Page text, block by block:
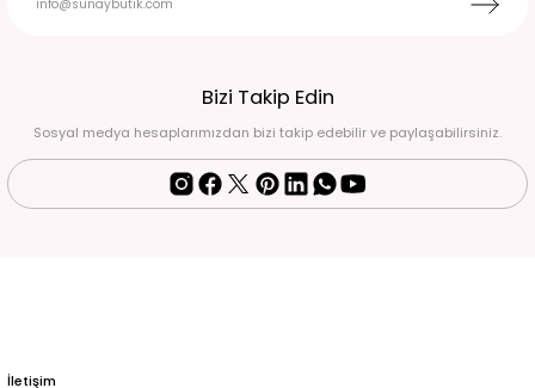
2.450,00 TL
Premium Kısa kollu fermuarlı belden bağlamalı gold cep detaylı kot üst ve
Bizi Takip Edin
Sosyal medya hesaplarımızdan bizi takip edebilir ve paylaşabilirsiniz.
İletişim